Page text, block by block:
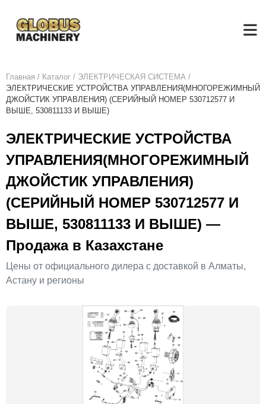
Главная / Каталог / ЭЛЕКТРИЧЕСКАЯ СИСТЕМА /
ЭЛЕКТРИЧЕСКИЕ УСТРОЙСТВА УПРАВЛЕНИЯ(МНОГОРЕЖИМНЫЙ
ДЖОЙСТИК УПРАВЛЕНИЯ) (СЕРИЙНЫЙ НОМЕР 530712577 И
ВЫШЕ, 530811133 И ВЫШЕ)
ЭЛЕКТРИЧЕСКИЕ УСТРОЙСТВА
УПРАВЛЕНИЯ(МНОГОРЕЖИМНЫЙ
ДЖОЙСТИК УПРАВЛЕНИЯ)
(СЕРИЙНЫЙ НОМЕР 530712577 И
ВЫШЕ, 530811133 И ВЫШЕ) —
Продажа в Казахстане
Цены от официального дилера с доставкой в Алматы,
Астану и регионы